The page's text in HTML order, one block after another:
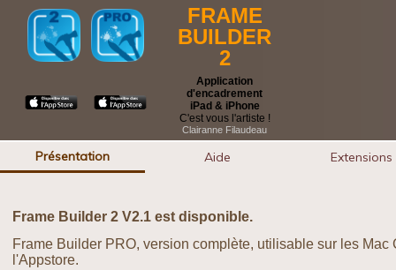
FRAME
BUILDER
2
Application
d'encadrement
iPad & iPhone
C'est vous l'artiste !
Clairanne Filaudeau
Présentation Aide Extensions
Frame Builder 2 V2.1 est disponible.
Frame Builder PRO, version complète, utilisable sur les Mac
l'Appstore.